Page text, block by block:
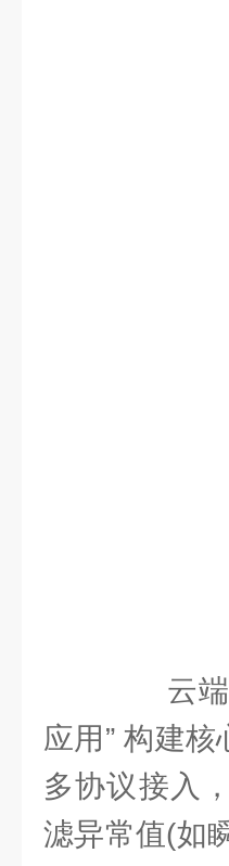
云端
应用” 构建
多协议接入
滤异常值(如